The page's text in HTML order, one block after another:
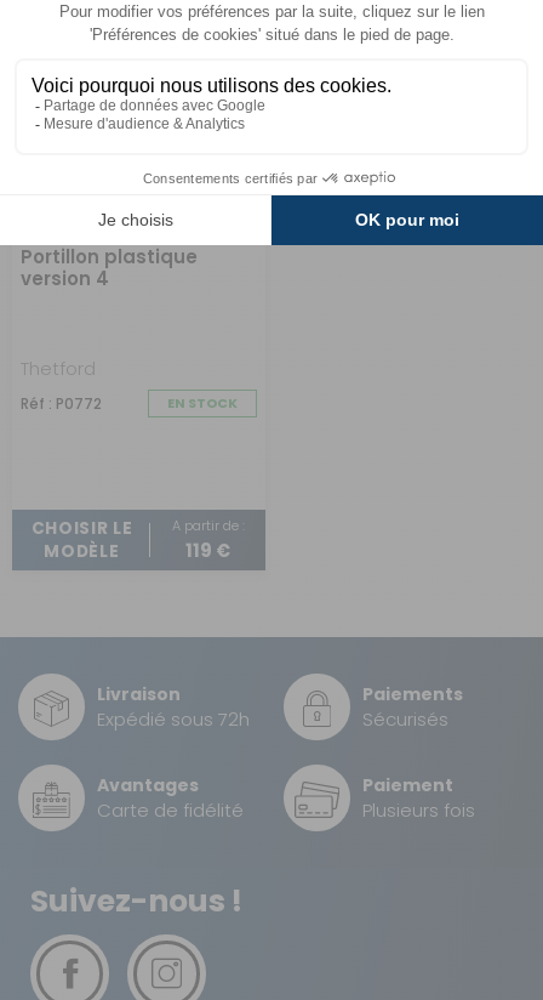
Portillon plastique
version 4
Thetford
Réf : P0772 EN STOCK
CHOISIR LE
MODÈLE
A partir de :
119 €
Livraison
Expédié sous 72h
Paiements
Sécurisés
Avantages
Carte de fidélité
Paiement
Plusieurs fois
Suivez-nous !